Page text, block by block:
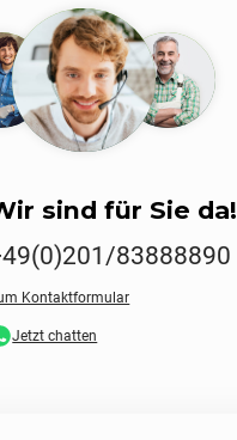
sind für Sie da!
83888890
Kontaktformular
Jetzt chatten